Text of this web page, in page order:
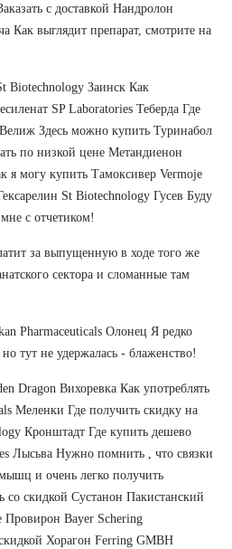
с доставкой Нандролон
Как выглядит препарат, смотрите на
Biotechnology Заинск Как
SP Laboratories Теберда Где
Велиж Здесь можно купить Туринабол
по низкой цене Метандиенон
я могу купить Тамоксивер Vermoje
St Biotechnology Гусев Буду
с отчетиком!
за выпущенную в ходе того же
сектора и сломанные там
Pharmaceuticals Олонец Я редко
тут не удержалась - блаженство!
Dragon Вихоревка Как употреблять
Меленки Где получить скидку на
Кронштадт Где купить дешево
Лысьва Нужно помнить , что связки
и очень легко получить
со скидкой Сустанон Пакистанский
Провирон Bayer Schering
Хорагон Ferring GMBH